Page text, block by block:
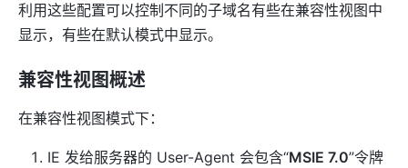
利用这些配置可以控制不同的子域名有些在兼容性视图中
显示，有些在默认模式中显示。
兼容性视图概述
在兼容性视图模式下：
IE 发给服务器的 User-Agent 会包含“MSIE 7.0”令牌